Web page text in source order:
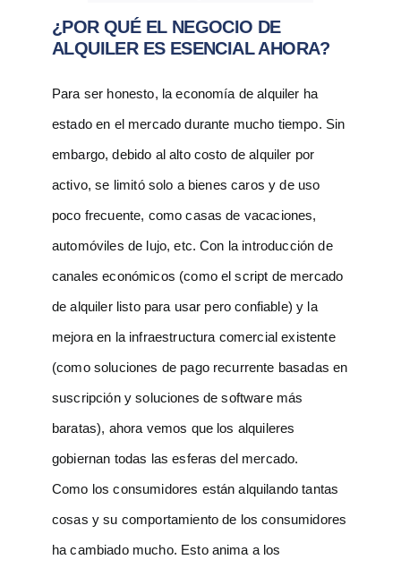
¿POR QUÉ EL NEGOCIO DE
ALQUILER ES ESENCIAL AHORA?
Para ser honesto, la economía de alquiler ha
estado en el mercado durante mucho tiempo. Sin
embargo, debido al alto costo de alquiler por
activo, se limitó solo a bienes caros y de uso
poco frecuente, como casas de vacaciones,
automóviles de lujo, etc. Con la introducción de
canales económicos (como el script de mercado
de alquiler listo para usar pero confiable) y la
mejora en la infraestructura comercial existente
(como soluciones de pago recurrente basadas en
suscripción y soluciones de software más
baratas), ahora vemos que los alquileres
gobiernan todas las esferas del mercado.
Como los consumidores están alquilando tantas
cosas y su comportamiento de los consumidores
ha cambiado mucho. Esto anima a los